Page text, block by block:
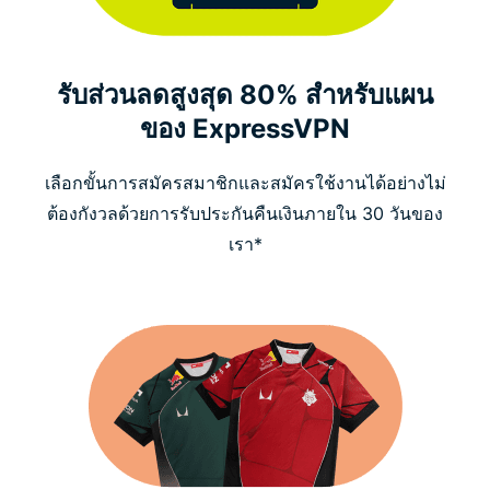
รับส่วนลดสูงสุด 80% สำหรับแผน
ของ ExpressVPN
เลือกขั้นการสมัครสมาชิกและสมัครใช้งานได้อย่างไม่
ต้องกังวลด้วยการรับประกันคืนเงินภายใน 30 วันของ
เรา*